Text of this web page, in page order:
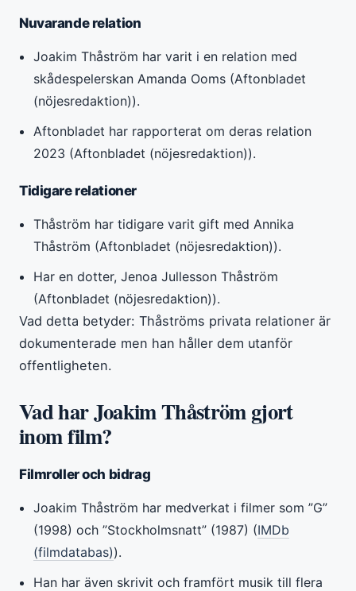
Nuvarande relation
Joakim Thåström har varit i en relation med
skådespelerskan Amanda Ooms (Aftonbladet
(nöjesredaktion)).
Aftonbladet har rapporterat om deras relation
2023 (Aftonbladet (nöjesredaktion)).
Tidigare relationer
Thåström har tidigare varit gift med Annika
Thåström (Aftonbladet (nöjesredaktion)).
Har en dotter, Jenoa Jullesson Thåström
(Aftonbladet (nöjesredaktion)).
Vad detta betyder: Thåströms privata relationer är
dokumenterade men han håller dem utanför
offentligheten.
Vad har Joakim Thåström gjort
inom film?
Filmroller och bidrag
Joakim Thåström har medverkat i filmer som ”G”
(1998) och ”Stockholmsnatt” (1987) (IMDb
(filmdatabas)).
Han har även skrivit och framfört musik till flera